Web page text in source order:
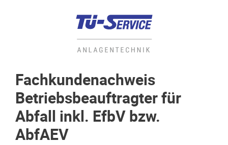
Fachkundenachweis
Betriebsbeauftragter für
Abfall inkl. EfbV bzw.
AbfAEV